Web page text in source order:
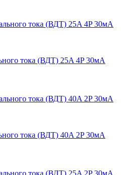
тока (ВДТ) 25A 4P 30мА
тока (ВДТ) 40A 2P 30мА